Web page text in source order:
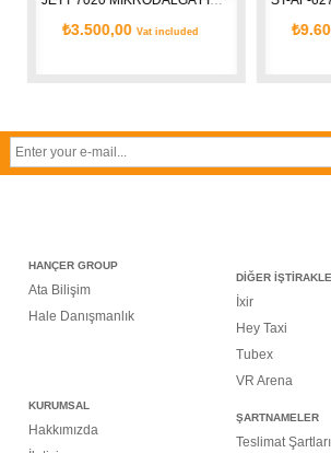
₺3.500,00Vat included
HANÇER GROUP
Ata Bilişim
Hale Danışmanlık
DİĞER
İxir
Hey Taxi
Tubex
VR Arena
KURUMSAL
Hakkımızda
ŞARTNAMELER
Teslimat Şartları